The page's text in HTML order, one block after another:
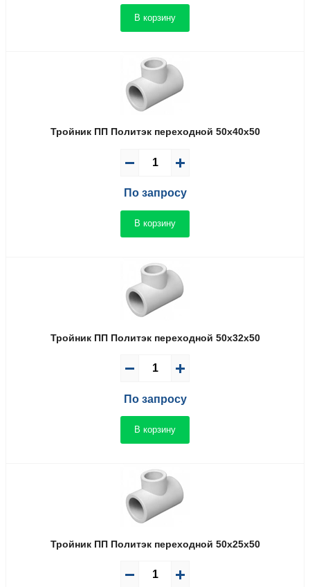
В корзину
Тройник ПП Политэк переходной 50x40x50
По запросу
В корзину
Тройник ПП Политэк переходной 50x32x50
По запросу
В корзину
Тройник ПП Политэк переходной 50x25x50